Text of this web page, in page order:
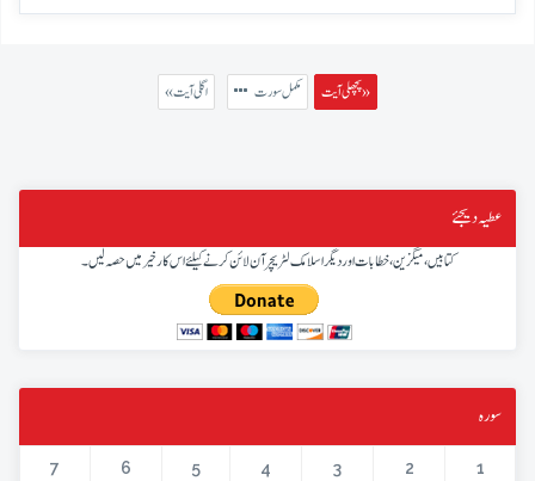
پچھلی آیت » مکمل سورت « اگلی آیت
عطیہ دیجئے
کتابیں، میگزین، خطابات اور دیگر اسلامک لٹریچر آن لائن کرنے کیلئے اس کار خیر میں حصہ لیں۔
سورہ
1
2
3
4
5
6
7